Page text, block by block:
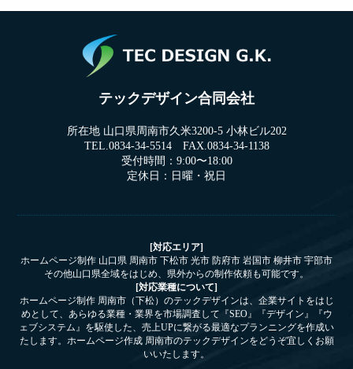
テックデザイン合同会社
所在地 山口県周南市久米3200-5 小林ビル202
TEL.0834-34-5514 FAX.0834-34-1138
受付時間：9:00〜18:00
定休日：日曜・祝日
[対応エリア]
ホームページ制作 山口県 周南市 下松市 光市 防府市 岩国市 柳井市 宇部市
その他山口県全域をはじめ、県外からの制作依頼も可能です。
[対応業種について]
ホームページ制作 周南市（下松）のテックデザインは、企業サイトをはじ
めとして、あらゆる業種・業界を市場調査して『SEO』『デザイン』『ウ
ェブシステム』を駆使した、売上UPに繋がる最適なプランニングを作成い
たします。ホームページ作成 周南市のテックデザインをどうぞ宜しくお願
いいたします。